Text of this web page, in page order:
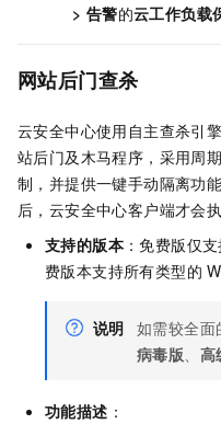
> 告警的云工作负载
网站后门查杀
云安全中心使用自主查杀引
站后门及木马程序，采用周
制，并提供一键手动隔离功
后，云安全中心客户端才会
支持的版本 ：免费版仅
费版本支持所有类型的
说明 如需较全面
病毒版、 高
功能描述 ：